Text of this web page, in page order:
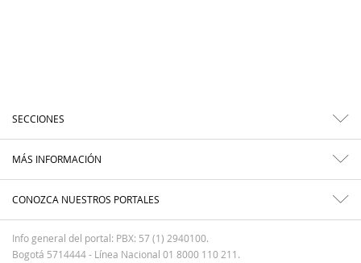
SECCIONES
MÁS INFORMACIÓN
CONOZCA NUESTROS PORTALES
Info general del portal: PBX: 57 (1) 2940100.
Bogotá 5714444 - Línea Nacional 01 8000 110 211.